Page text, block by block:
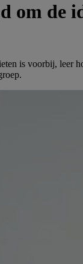
om de
is voorbij, leer